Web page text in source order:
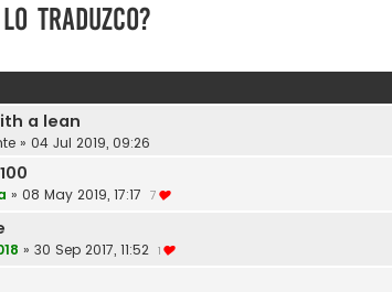
lo traduzco?
a lean
» 04 Jul 2019, 09:26
» 08 May 2019, 17:17 7
» 30 Sep 2017, 11:52 1